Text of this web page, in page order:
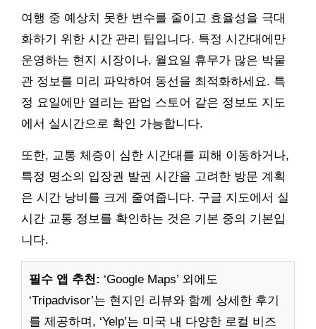
여행 중 예상치 못한 변수를 줄이고 효율성을 극대
화하기 위한 시간 관리 팁입니다. 특정 시간대에만
운영하는 현지 시장이나, 월요일 휴무가 많은 박물
관 정보를 미리 파악하여 동선을 최적화하세요. 특
정 요일에만 열리는 팝업 스토어 같은 정보도 지도
에서 실시간으로 확인 가능합니다.
또한, 교통 체증이 심한 시간대를 피해 이동하거나,
특정 명소의 입장권 발권 시간을 고려한 방문 계획
은 시간 낭비를 크게 줄여줍니다. 구글 지도에서 실
시간 교통 정보를 확인하는 것은 기본 중의 기본입
니다.
필수 앱 추천: ‘Google Maps’ 외에도
‘Tripadvisor’는 현지인 리뷰와 함께 상세한 후기
를 제공하며, ‘Yelp’는 미국 내 다양한 로컬 비즈